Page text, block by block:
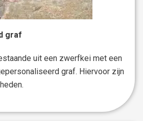
graf
uit een zwerfkei met een
graf. Hiervoor zijn